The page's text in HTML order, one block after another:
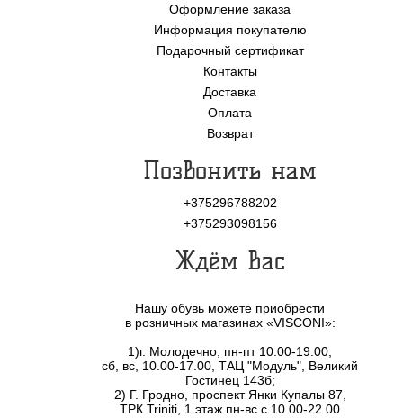
Оформление заказа
Информация покупателю
Подарочный сертификат
Контакты
Доставка
Оплата
Возврат
Позвонить нам
+375296788202
+375293098156
Ждём Вас
Нашу обувь можете приобрести
в розничных магазинах «VISCONI»:
1)г. Молодечно, пн-пт 10.00-19.00,
сб, вс, 10.00-17.00, ТАЦ "Модуль", Великий
Гостинец 143б;
2) Г. Гродно, проспект Янки Купалы 87,
ТРК Triniti, 1 этаж пн-вс с 10.00-22.00